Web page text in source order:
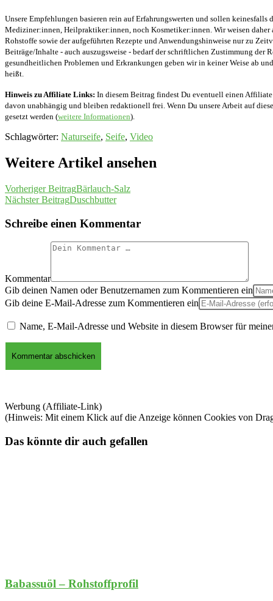
Unsere Empfehlungen basieren rein auf Erfahrungswerten und sollen
Mediziner:innen, Heilpraktiker:innen, noch Kosmetiker:innen. Wir weisen daher
Rohstoffe sowie der aufgeführten Rezepte und Anwendungshinweise nur zu
Beiträge/Inhalte - auch auszugsweise - bedarf der schriftlichen Zustimmung
gesundheitlichen Problemen und Erkrankungen geben wir in keiner Weise ab
heißt.
Hinweis zu Affiliate Links: In diesem Beitrag findest Du eventuell einen
davon unabhängig und bleiben redaktionell frei. Wenn Du unsere Arbeit auf
gesetzt werden (weitere Informationen).
Schlagwörter: Naturseife, Seife, Video
Weitere Artikel ansehen
Vorheriger BeitragBärlauch-Salz
Nächster BeitragDuschbutter
Schreibe einen Kommentar
Kommentar
Gib deinen Namen oder Benutzernamen zum Kommentieren ein
Gib deine E-Mail-Adresse zum Kommentieren ein
Name, E-Mail-Adresse und Website in diesem Browser für
Werbung (Affiliate-Link)
(Hinweis: Mit einem Klick auf die Anzeige können Cookies von
Das könnte dir auch gefallen
Babassuöl – Rohstoffprofil